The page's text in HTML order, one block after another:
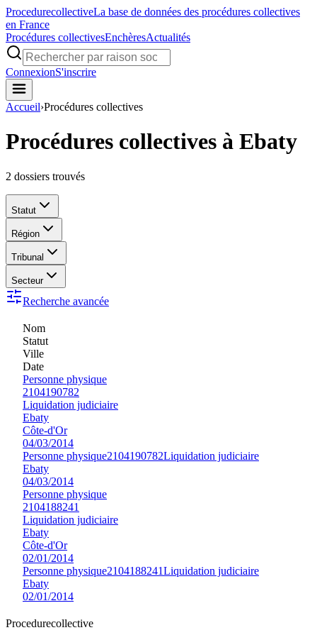
ProcedurecollectiveLa base de données des procédures collectives
en France
Procédures collectivesEnchèresActualités
ConnexionS'inscrire
Accueil›Procédures collectives
Procédures collectives à Ebaty
2 dossiers trouvés
Statut
Région
Tribunal
Secteur
Recherche avancée
Nom
Statut
Ville
Date
Personne physique
2104190782
Liquidation judiciaire
Ebaty
Côte-d'Or
04/03/2014
Personne physique2104190782Liquidation judiciaire
Ebaty
04/03/2014
Personne physique
2104188241
Liquidation judiciaire
Ebaty
Côte-d'Or
02/01/2014
Personne physique2104188241Liquidation judiciaire
Ebaty
02/01/2014
Procedurecollective